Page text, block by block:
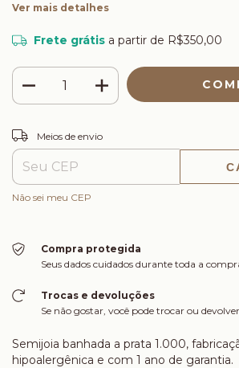
Ver mais detalhes
Frete grátis a partir de R$350,00
Entregas para o CEP:
Meios de envio
Não sei meu CEP
Compra protegida
Seus dados cuidados durante toda a
Trocas e devoluções
Se não gostar, você pode trocar ou devolver.
Semijoia banhada a prata 1.000,
hipoalergênica e com 1 ano de garantia.